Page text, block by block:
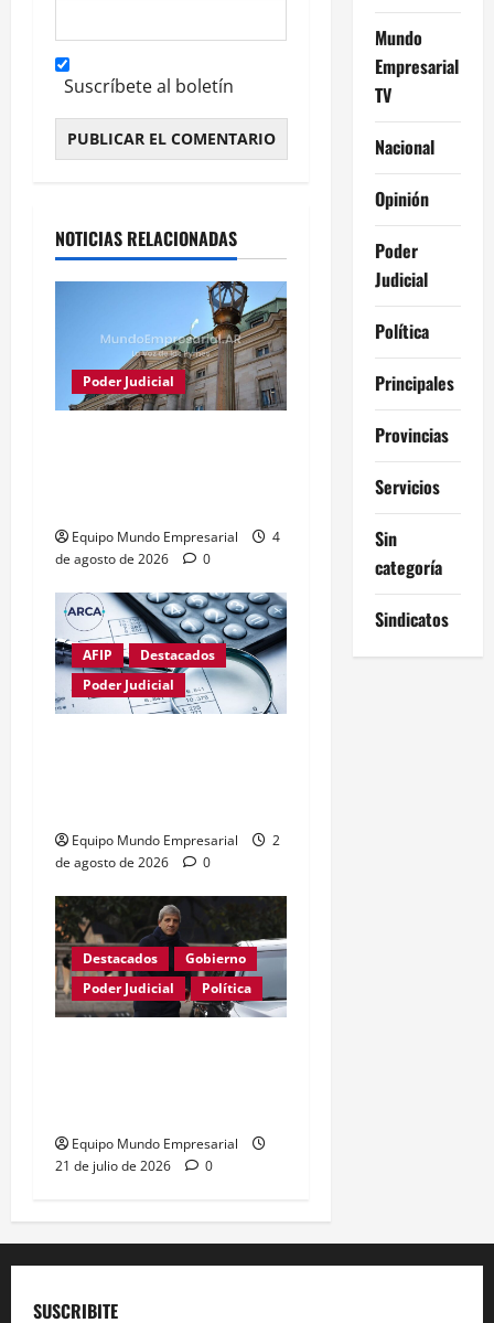
Suscríbete al boletín
NOTICIAS RELACIONADAS
Poder Judicial
Equipo Mundo Empresarial
4
de agosto de 2026
0
AFIP
Destacados
Poder Judicial
Equipo Mundo Empresarial
2
de agosto de 2026
0
Destacados
Gobierno
Poder Judicial
Política
Equipo Mundo Empresarial
21 de julio de 2026
0
Mundo
Empresarial
TV
Nacional
Opinión
Poder
Judicial
Política
Principales
Provincias
Servicios
Sin
categoría
Sindicatos
SUSCRIBITE